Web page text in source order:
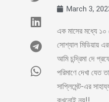
March 3,
এক মাসের মধ্যে
সোশ্যাল মিডিয়ায়
আমি চন্দ্রিমা দে
পরিমাণে দেখা যেত
সাপ্লিমেন্ট-এর